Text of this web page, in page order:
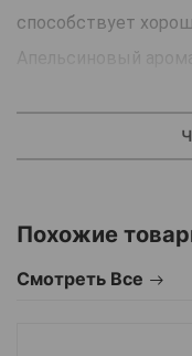
способствует
Апельсиновый
Подходит для
мелких и средних
В упаковке 2
регулярного доступа.
Похожие
Смотреть Все